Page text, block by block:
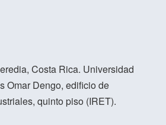
Costa Rica. Universidad
Omar Dengo, edificio de
quinto piso (IRET).